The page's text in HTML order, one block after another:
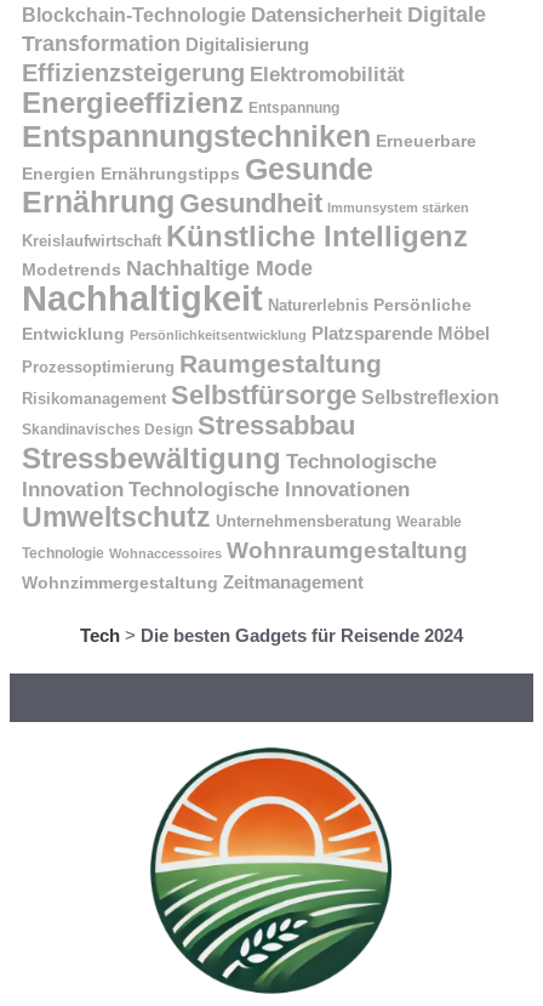
Blockchain-Technologie Datensicherheit Digitale
Transformation Digitalisierung
Effizienzsteigerung Elektromobilität
Energieeffizienz Entspannung
Entspannungstechniken Erneuerbare
Energien Ernährungstipps Gesunde
Ernährung Gesundheit Immunsystem stärken
Kreislaufwirtschaft Künstliche Intelligenz
Modetrends Nachhaltige Mode
Nachhaltigkeit Naturerlebnis Persönliche
Entwicklung Persönlichkeitsentwicklung Platzsparende Möbel
Prozessoptimierung Raumgestaltung
Risikomanagement Selbstfürsorge Selbstreflexion
Skandinavisches Design Stressabbau
Stressbewältigung Technologische
Innovation Technologische Innovationen
Umweltschutz Unternehmensberatung Wearable
Technologie Wohnaccessoires Wohnraumgestaltung
Wohnzimmergestaltung Zeitmanagement
Tech > Die besten Gadgets für Reisende 2024